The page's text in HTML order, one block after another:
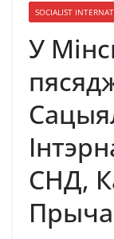
SOCIALIST
У
СНД,